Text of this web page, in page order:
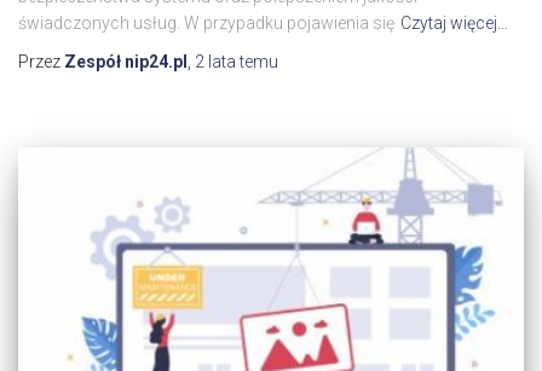
świadczonych usług. W przypadku pojawienia się Czytaj więcej…
Przez Zespół nip24.pl , 2 latatemu